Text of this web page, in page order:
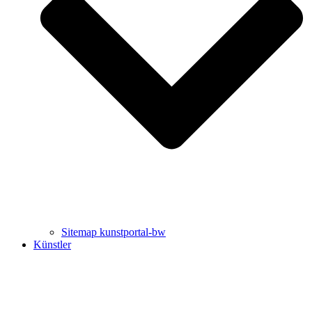
Uli Rothfuss
Harald Schwiers
Sitemap kunstportal-bw
Künstler